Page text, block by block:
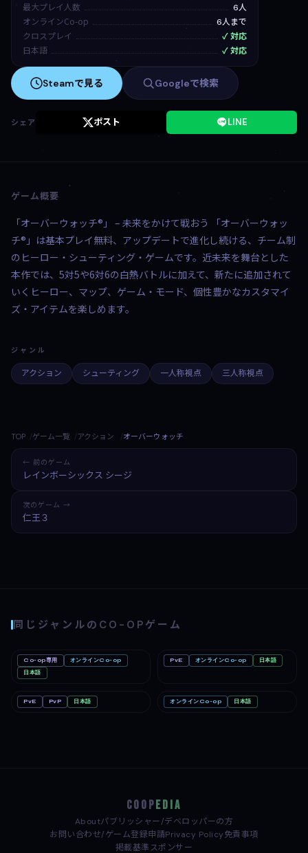
最大プレイ人数 6人
オンラインCo-op 6人まで
クロスプレイ ✓ 対応
日本語 ✓ 対応
Steamで見る Googleで検索
シェア ポスト LINE
ゲーム概要
「オーバーウォッチ®」 – 未来をかけて戦おう 「オーバーウォッ
チ®」は基本プレイ無料、アップデートで進化し続ける、チーム制
のヒーロー・シューティング・ゲームです。近未来を舞台とした
本作では、5対5や6対6の白熱バトルに加えて、新たに追加されて
いくヒーロー、マップ、ゲーム・モード、個性豊かなカスタマイ
ズ・アイテムを楽しめます。
ジャンル
アクション シューティング 一人称視点 三人称視点
TOP ゲーム一覧 アクション オーバーウォッチ
← 前のゲーム
レインボーシックス シージ
次のゲーム →
仁王３
同じジャンルのCO-OPゲーム
Big Walk
Co-op専用
オンラインCo-op
日本語
PC
Far Far West
PvE オンラインCo-op 日本語
Minecraft: Java & Bedrock
PvE PvP 日本語 Windrose / ウィンドローズ
オンラインCo-op 日本語
COOP EDIA
Aboutパブリッシャー/デベロッパーの方
お問い合わせ/ゲーム登録申請Privacy Policy免責事項
掲載基準スポンサー